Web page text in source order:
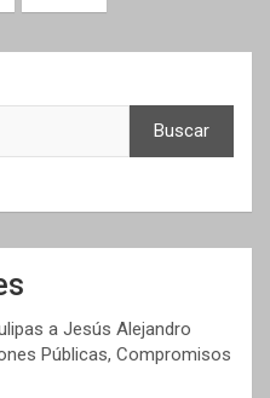
Buscar
a Jesús Alejandro
Públicas, Compromisos